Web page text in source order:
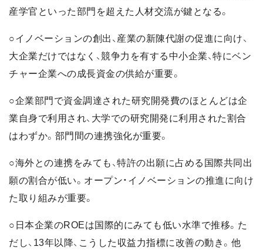
産学官といった部門を超えた人材交流が鍵となる。
○イノベーションの創出、産業の新陳代謝の促進に向け、
大企業だけではなく、競争力を有する中小企業、特にベン
チャー企業への成長資金の供給が重要。
○企業部門で資金調達された研究開発費のほとんどは企
業自身で利用され、大学での研究開発に利用された割合
はわずか。部門間の連携強化が重要。
○海外との連携をみても、特許の出願に占める国際共同出
願の割合が低い。オープン・イノベーションの推進に向け
た取り組みが重要。
○日本企業のROEは国際的にみても低い水準で推移。た
だし、13年以降、こうした収益力指標に改善の動き。他